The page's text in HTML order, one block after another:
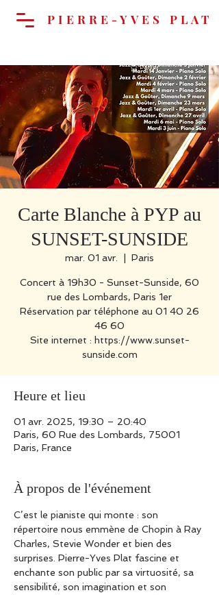
Panier
PIERRE-YVES PLAT
Carte Blanche à PYP au
SUNSET-SUNSIDE
mar. 01 avr. Paris
Concert à 19h30 - Sunset-Sunside, 60
rue des Lombards, Paris 1er
Réservation par téléphone au 01 40 26
46 60
Site internet : https://www.sunset-
sunside.com
Heure et lieu
01 avr. 2025, 19:30 – 20:40
Paris, 60 Rue des Lombards, 75001
Paris, France
À propos de l'événement
C’est le pianiste qui monte : son
répertoire nous emmène de Chopin à Ray
Charles, Stevie Wonder et bien des
surprises. Pierre-Yves Plat fascine et
enchante son public par sa virtuosité, sa
sensibilité, son imagination et son